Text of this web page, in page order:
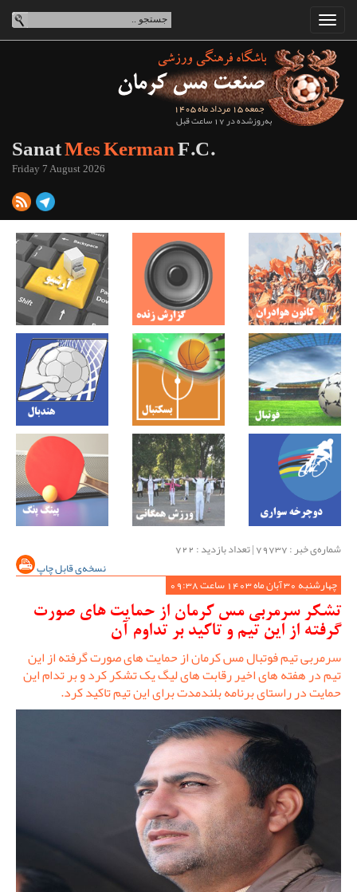
جمعه 15 مرداد ماه 1405
به‌روزشده در 17 ساعت قبل
SanatMes KermanF.C.
Friday 7 August 2026
شماره‌ی خبر : ‌79737 | تعداد بازدید : 722
نسخه‌ی قابل چاپ
چهارشنبه 30 آبان ماه 1403 ساعت 09:38
تشکر سرمربی مس کرمان از حمایت های صورت
گرفته از این تیم و تاکید بر تداوم آن
سرمربی تیم فوتبال مس کرمان از حمایت های صورت گرفته از این
تیم در هفته های اخیر رقابت های لیگ یک تشکر کرد و بر تدام این
حمایت در راستای برنامه بلندمدت برای این تیم تاکید کرد.